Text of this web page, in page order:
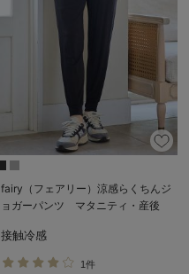
fairy（フェアリー）涼感らくちんジ
ョガーパンツ マタニティ・産後
接触冷感
1件